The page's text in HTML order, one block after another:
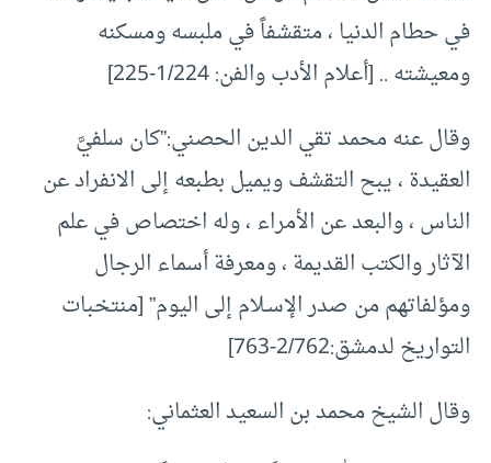
في حطام الدنيا ، متقشفاً في ملبسه ومسكنه
ومعيشته .. [أعلام الأدب والفن: 1/224-225]
وقال عنه محمد تقي الدين الحصني:”كان سلفيَّ
العقيدة ، يبح التقشف ويميل بطبعه إلى الانفراد عن
الناس ، والبعد عن الأمراء ، وله اختصاص في علم
الآثار والكتب القديمة ، ومعرفة أسماء الرجال
ومؤلفاتهم من صدر الإسـلام إلى اليوم” [منتخبات
التواريخ لدمشق:2/762-763]
وقال الشيخ محمد بن السعيد العثماني: